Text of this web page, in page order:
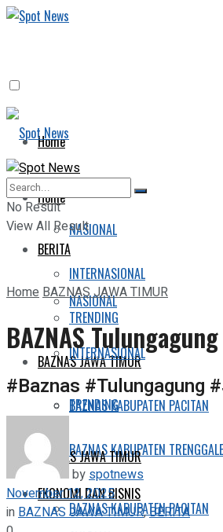
Home
BERITA
NASIONAL
INTERNASIONAL
TRENDING
BAZNAS JAWA TIMUR
BAZNAS KABUPATEN PACITAN
BAZNAS KABUPATEN
EKONOMI DAN BISNIS
Home
BERITA
NASIONAL
INTERNASIONAL
TRENDING
BAZNAS JAWA TIMUR
BAZNAS KABUPATEN PACITAN
No Result
View All Result
HomeBAZNAS JAWA TIMUR
BAZNAS
#Baznas #Tulungagung
by spotnews
November 12, 2025
in BAZNAS JAWA TIMUR,BERITA